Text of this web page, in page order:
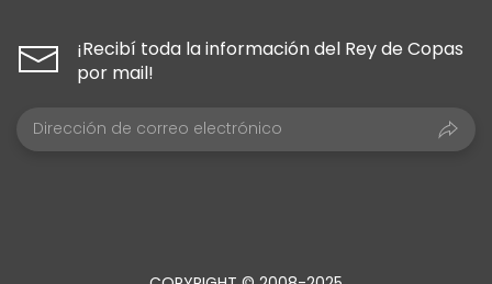
¡Recibí toda la información del Rey de Copas
por mail!